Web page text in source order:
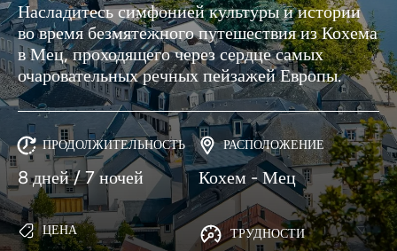
Насладитесь симфонией культуры и истории
во время безмятежного путешествия из Кохема
в Мец, проходящего через сердце самых
очаровательных речных пейзажей Европы.
ПРОДОЛЖИТЕЛЬНОСТЬ
8 дней / 7 ночей
РАСПОЛОЖЕНИЕ
Кохем - Мец
ЦЕНА ТРУДНОСТИ